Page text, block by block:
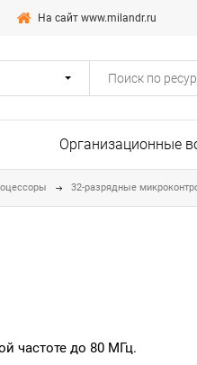
На сайт www.milandr.ru
Организационные
32-разрядные
частоте до 80 МГц.